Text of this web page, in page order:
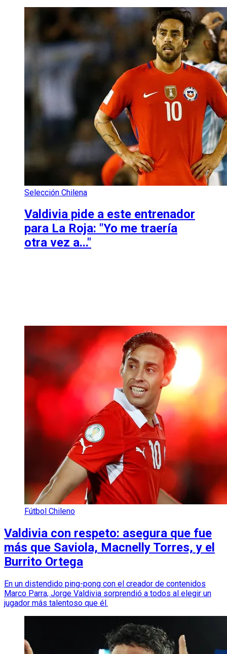
Selección Chilena
Valdivia pide a este entrenador
para La Roja: "Yo me traería
otra vez a..."
Fútbol Chileno
Valdivia con respeto: asegura que fue
más que Saviola, Macnelly Torres, y el
Burrito Ortega
En un distendido ping-pong con el creador de contenidos
Marco Parra, Jorge Valdivia sorprendió a todos al elegir un
jugador más talentoso que él.